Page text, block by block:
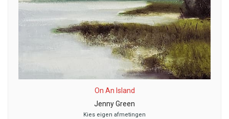
On An Island
Jenny Green
Kies eigen afmetingen